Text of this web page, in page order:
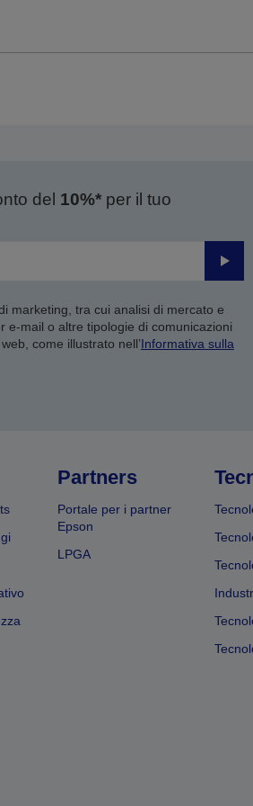
del 10%*per il tuo
Invia
marketing, tra cui analisi di mercato e
e-mail o altre tipologie di comunicazioni
come illustrato nell’Informativa sulla
Partners
Portale per i partner
Epson
LPGA